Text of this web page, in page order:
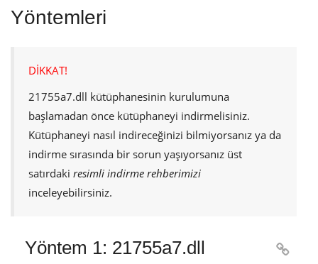
Yöntemleri
DİKKAT!
21755a7.dll kütüphanesinin kurulumuna
başlamadan önce kütüphaneyi indirmelisiniz.
Kütüphaneyi nasıl indireceğinizi bilmiyorsanız ya da
indirme sırasında bir sorun yaşıyorsanız üst
satırdaki resimli indirme rehberimizi
inceleyebilirsiniz.
Yöntem 1: 21755a7.dll
